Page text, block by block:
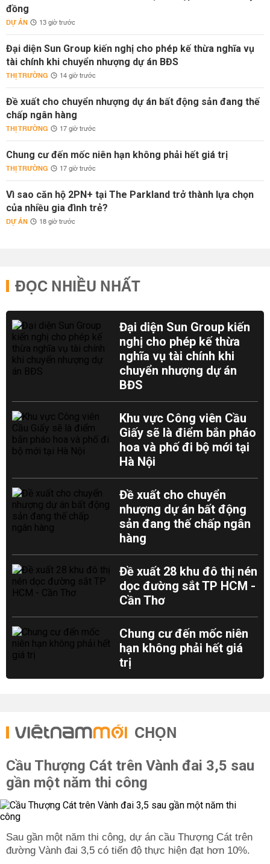
đồng
DỰ ÁN 13 giờ trước
Đại diện Sun Group kiến nghị cho phép kế thừa nghĩa vụ
tài chính khi chuyển nhượng dự án BĐS
THỊ TRƯỜNG 14 giờ trước
Đề xuất cho chuyển nhượng dự án bất động sản đang thế
chấp ngân hàng
THỊ TRƯỜNG 17 giờ trước
Chung cư đến mốc niên hạn không phải hết giá trị
THỊ TRƯỜNG 17 giờ trước
Vì sao căn hộ 2PN+ tại The Parkland trở thành lựa chọn
của nhiều gia đình trẻ?
DỰ ÁN 18 giờ trước
ĐỌC NHIỀU NHẤT
Đại diện Sun Group kiến
nghị cho phép kế thừa
nghĩa vụ tài chính khi
chuyển nhượng dự án
BĐS
Khu vực Công viên Cầu
Giấy sẽ là điểm bắn pháo
hoa và phố đi bộ mới tại
Hà Nội
Đề xuất cho chuyển
nhượng dự án bất động
sản đang thế chấp ngân
hàng
Đề xuất 28 khu đô thị nén
dọc đường sắt TP HCM -
Cần Thơ
Chung cư đến mốc niên
hạn không phải hết giá
trị
CHỌN
Cầu Thượng Cát trên Vành đai 3,5 sau
gần một năm thi công
Sau gần một năm thi công, dự án cầu Thượng Cát trên
đường Vành đai 3,5 có tiến độ thực hiện đạt hơn 10%.